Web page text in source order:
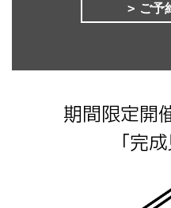
ご予
期間限定開
「完